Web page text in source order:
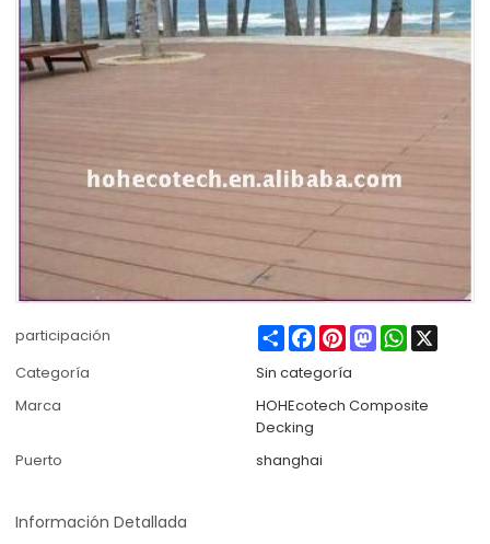
participación ShareFacebook
PinterestMastodonWhatsApp
X
Categoría
Sin categoría
Marca
HOHEcotech Composite
Decking
Puerto
shanghai
Información Detallada